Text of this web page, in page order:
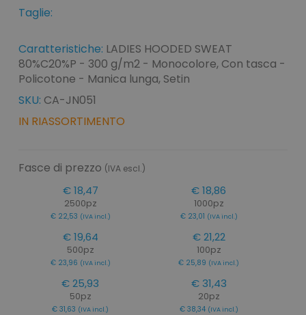
Taglie:
Caratteristiche: LADIES HOODED SWEAT
80%C20%P - 300 g/m2 - Monocolore, Con tasca -
Policotone - Manica lunga, Setin
SKU: CA-JN051
IN RIASSORTIMENTO
Fasce di prezzo (IVA escl.)
€ 18,47
2500pz
€ 22,53 (IVA incl.)
€ 18,86
1000pz
€ 23,01 (IVA incl.)
€ 19,64
500pz
€ 23,96 (IVA incl.)
€ 21,22
100pz
€ 25,89 (IVA incl.)
€ 25,93
50pz
€ 31,63 (IVA incl.)
€ 31,43
20pz
€ 38,34 (IVA incl.)